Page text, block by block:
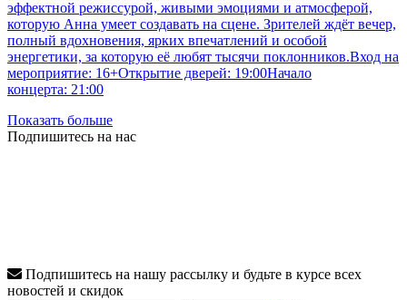
эффектной режиссурой, живыми эмоциями и атмосферой,
которую Анна умеет создавать на сцене. Зрителей ждёт вечер,
полный вдохновения, ярких впечатлений и особой
энергетики, за которую её любят тысячи поклонников.Вход на
мероприятие: 16+Открытие дверей: 19:00Начало
концерта: 21:00
Показать больше
Подпишитесь на нас
Подпишитесь на нашу рассылку и будьте в курсе всех
новостей и скидок